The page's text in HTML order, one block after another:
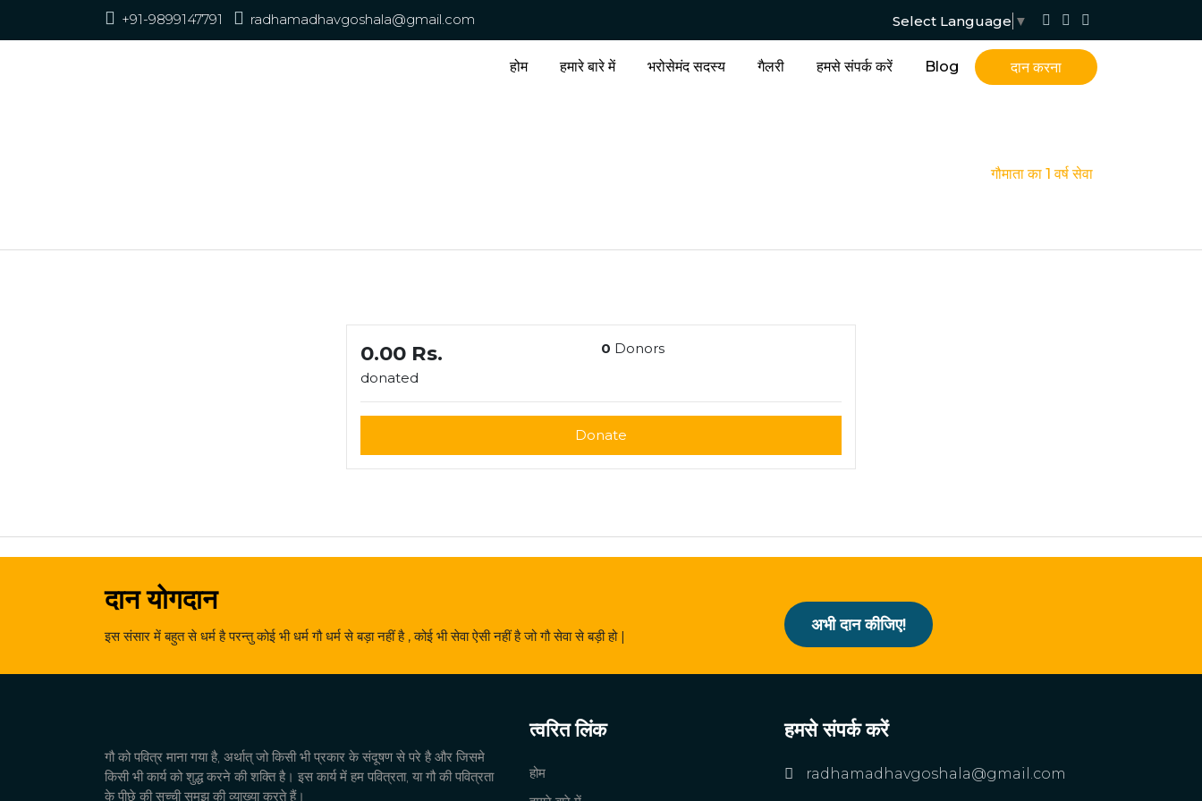
+91-9899147791 radhamadhavgoshala@gmail.com Select Language ▼
होम हमारे बारे में भरोसेमंद सदस्य गैलरी हमसे संपर्क करें Blog दान करना
गौमाता का 1 वर्ष सेवा
0.00 Rs.
donated
0 Donors
Donate
दान योगदान
इस संसार में बहुत से धर्म है परन्तु कोई भी धर्म गौ धर्म से बड़ा नहीं है , कोई भी सेवा ऐसी नहीं है जो गौ सेवा से बड़ी हो |
अभी दान कीजिए!
गौ को पवित्र माना गया है, अर्थात् जो किसी भी प्रकार के संदूषण से परे है और जिसमे
किसी भी कार्य को शुद्ध करने की शक्ति है। इस कार्य में हम पवित्रता, या गौ की पवित्रता
के पीछे की सच्ची समझ की व्याख्या करते हैं।
त्वरित लिंक
होम
हमसे संपर्क करें
radhamadhavgoshala@gmail.com